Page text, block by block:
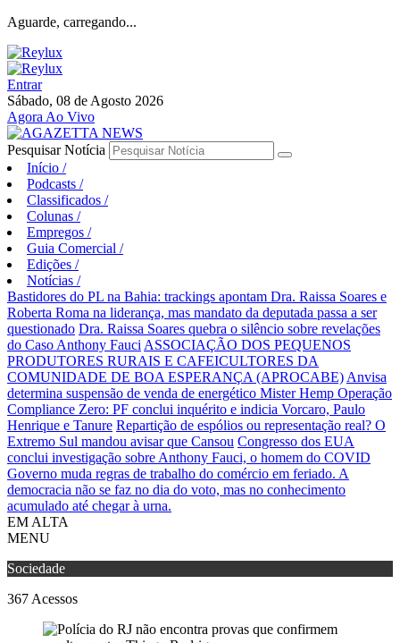
Aguarde, carregando...
Entrar
Sábado, 08 de Agosto 2026
Agora Ao Vivo
Pesquisar Notícia
Início /
Podcasts /
Classificados /
Colunas /
Empregos /
Guia Comercial /
Edições /
Notícias /
Bastidores do PL na Bahia: trackings apontam Dra. Raissa Soares e
Roberta Roma na liderança, mas mandato da deputada passa a ser
questionado Dra. Raissa Soares quebra o silêncio sobre revelações
do Caso Anthony Fauci ASSOCIAÇÃO DOS PEQUENOS
PRODUTORES RURAIS E CAFEICULTORES DA
COMUNIDADE DE BOA ESPERANÇA (APROCABE) Anvisa
determina suspensão de venda de energético Mister Hemp Operação
Compliance Zero: PF conclui inquérito e indicia Vorcaro, Paulo
Henrique e Tanure Repartição de espólios ou representação real? O
Extremo Sul mandou avisar que Cansou Congresso dos EUA
conclui investigação sobre Anthony Fauci, o homem do COVID
Governo muda regras de trabalho do comércio em feriado. A
democracia não se faz no dia do voto, mas no conhecimento
acumulado até chegar à urna.
EM ALTA
MENU
Sociedade
367 Acessos